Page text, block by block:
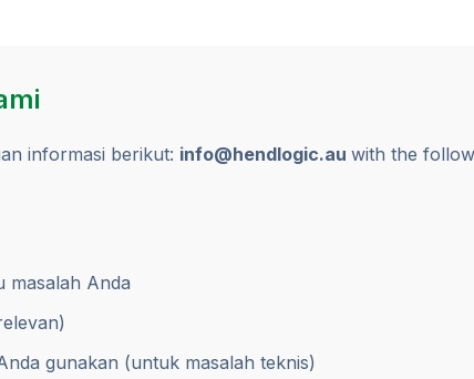
informasi berikut: info@hendlogic.au with the
masalah Anda
gunakan (untuk masalah teknis)